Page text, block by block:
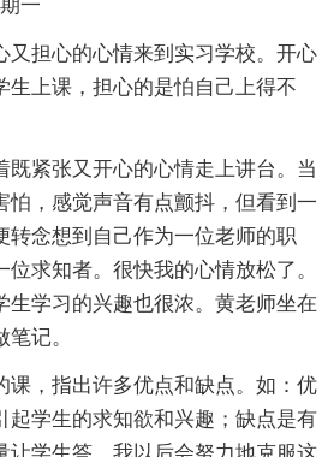
一
又担心的心情来到实习学校。开心
生上课，担心的是怕自己上得不
既紧张又开心的心情走上讲台。当
怕，感觉声音有点颤抖，但看到一
转念想到自己作为一位老师的职
求知者。很快我的心情放松了。
生学习的兴趣也很浓。黄老师坐在
记。
课，指出许多优点和缺点。如：优
起学生的求知欲和兴趣；缺点是有